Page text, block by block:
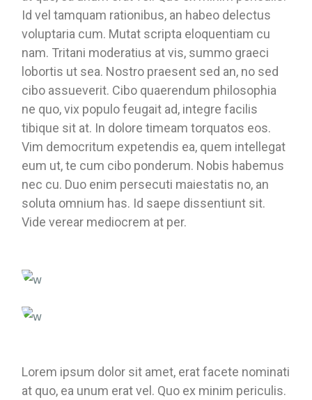
Id vel tamquam rationibus, an habeo delectus
voluptaria cum. Mutat scripta eloquentiam cu
nam. Tritani moderatius at vis, summo graeci
lobortis ut sea. Nostro praesent sed an, no sed
cibo assueverit. Cibo quaerendum philosophia
ne quo, vix populo feugait ad, integre facilis
tibique sit at. In dolore timeam torquatos eos.
Vim democritum expetendis ea, quem intellegat
eum ut, te cum cibo ponderum. Nobis habemus
nec cu. Duo enim persecuti maiestatis no, an
soluta omnium has. Id saepe dissentiunt sit.
Vide verear mediocrem at per.
Lorem ipsum dolor sit amet, erat facete nominati
at quo, ea unum erat vel. Quo ex minim periculis.